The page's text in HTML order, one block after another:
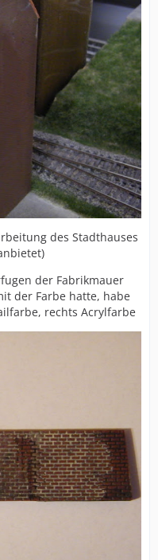
des Stadthauses
der Fabrikmauer
der Farbe hatte, habe
rechts Acrylfarbe